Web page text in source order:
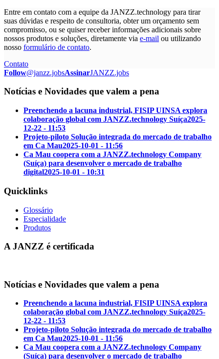
Entre em contato com a equipe da JANZZ.technology para tirar
suas dúvidas e respeito de consultoria, obter um orçamento sem
compromisso, ou se quiser receber informações adicionais sobre
nossos produtos e soluções, diretamente via e-mail ou utilizando
nosso formulário de contato.
Contato
Follow@janzz.jobsAssinarJANZZ.jobs
Notícias e Novidades que valem a pena
Preenchendo a lacuna industrial, FISIP UINSA explora
colaboração global com JANZZ.technology Suíça2025-
12-22 - 11:53
Projeto-piloto Solução integrada do mercado de trabalho
em Ca Mau2025-10-01 - 11:56
Ca Mau coopera com a JANZZ.technology Company
(Suíça) para desenvolver o mercado de trabalho
digital2025-10-01 - 10:31
Quicklinks
Glossário
Especialidade
Produtos
A JANZZ é certificada
Notícias e Novidades que valem a pena
Preenchendo a lacuna industrial, FISIP UINSA explora
colaboração global com JANZZ.technology Suíça2025-
12-22 - 11:53
Projeto-piloto Solução integrada do mercado de trabalho
em Ca Mau2025-10-01 - 11:56
Ca Mau coopera com a JANZZ.technology Company
(Suíça) para desenvolver o mercado de trabalho